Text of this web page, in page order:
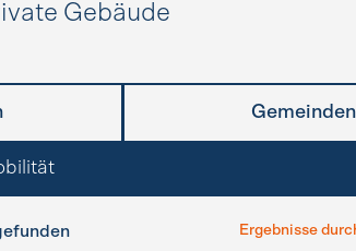
Gebäude
Gemeinden
Ergebnisse